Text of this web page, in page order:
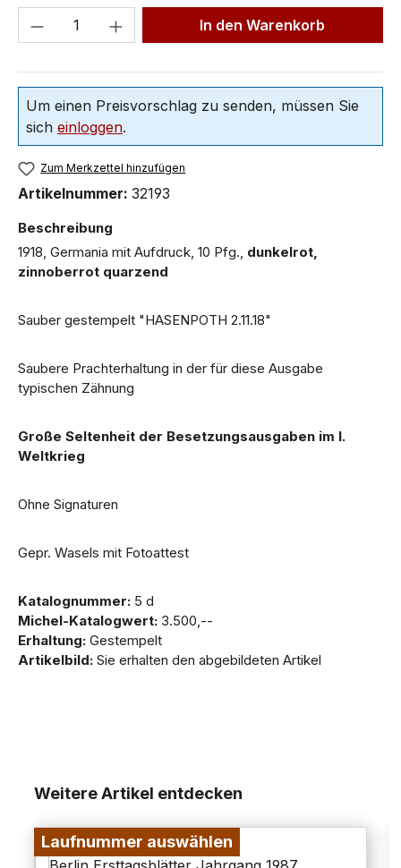
In den Warenkorb
Um einen Preisvorschlag zu senden, müssen Sie
sich einloggen.
Zum Merkzettel hinzufügen
Artikelnummer: 32193
Beschreibung
1918, Germania mit Aufdruck, 10 Pfg., dunkelrot,
zinnoberrot quarzend
Sauber gestempelt "HASENPOTH 2.11.18"
Saubere Prachterhaltung in der für diese Ausgabe
typischen Zähnung
Große Seltenheit der Besetzungsausgaben im I.
Weltkrieg
Ohne Signaturen
Gepr. Wasels mit Fotoattest
Katalognummer: 5 d
Michel-Katalogwert: 3.500,--
Erhaltung: Gestempelt
Artikelbild: Sie erhalten den abgebildeten Artikel
Weitere Artikel entdecken
Laufnummer auswählen